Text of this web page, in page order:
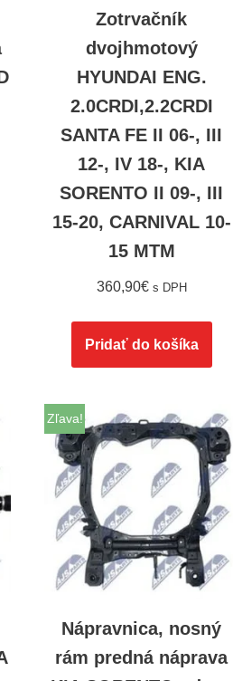
Zotrvačník
dvojhmotový
HYUNDAI ENG.
2.0CRDI,2.2CRDI
SANTA FE II 06-, III
12-, IV 18-, KIA
SORENTO II 09-, III
15-20, CARNIVAL 10-
15 MTM
360,90€ s DPH
Pridať do košíka
Zľava!
Nápravnica, nosný
rám predná náprava